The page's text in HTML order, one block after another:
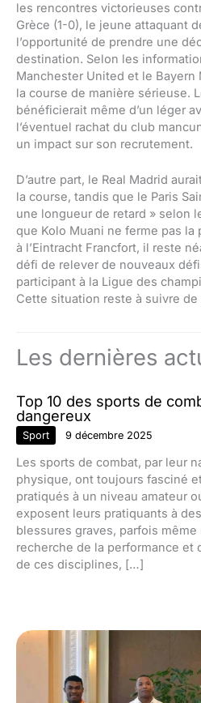
les rencontres victorieuses
Grèce (1-0), le jeune attaquant
l’opportunité de prendre une
destination. Selon les
Manchester United et le
la course de manière sérieuse.
bénéficierait même d’un léger
l’éventuel rachat du club
un impact sur son recrutement.
D’autre part, le Real Madrid
la course, tandis que le Paris
une longueur de retard » selon
que Kolo Muani ne ferme pas
à l’Eintracht Francfort, il reste
défi de relever de nouveaux
participant à la Ligue des
Cette situation reste à suivre
Les dernières
Top 10 des sports de
dangereux
Sport 9 décembre 2025
Les sports de combat, par leur
physique, ont toujours fasciné
pratiqués à un niveau amateur
exposent leurs pratiquants à
blessures graves, parfois
recherche de la performance
de ces disciplines, […]